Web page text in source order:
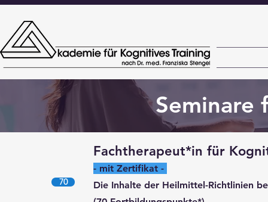
Seminare
70
Fachtherapeut*in für
- mit Zertifikat -
Die Inhalte der Heilmittel-Richtlinien